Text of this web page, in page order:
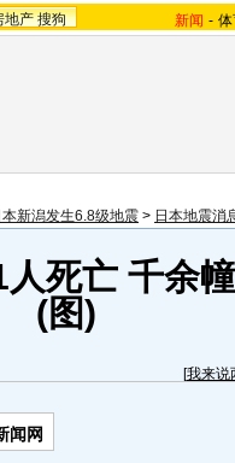
地产 搜狗 新闻 -
本新潟发生6.8级地震 > 日本地震消
人死亡 千余
(图)
[我来说
闻网